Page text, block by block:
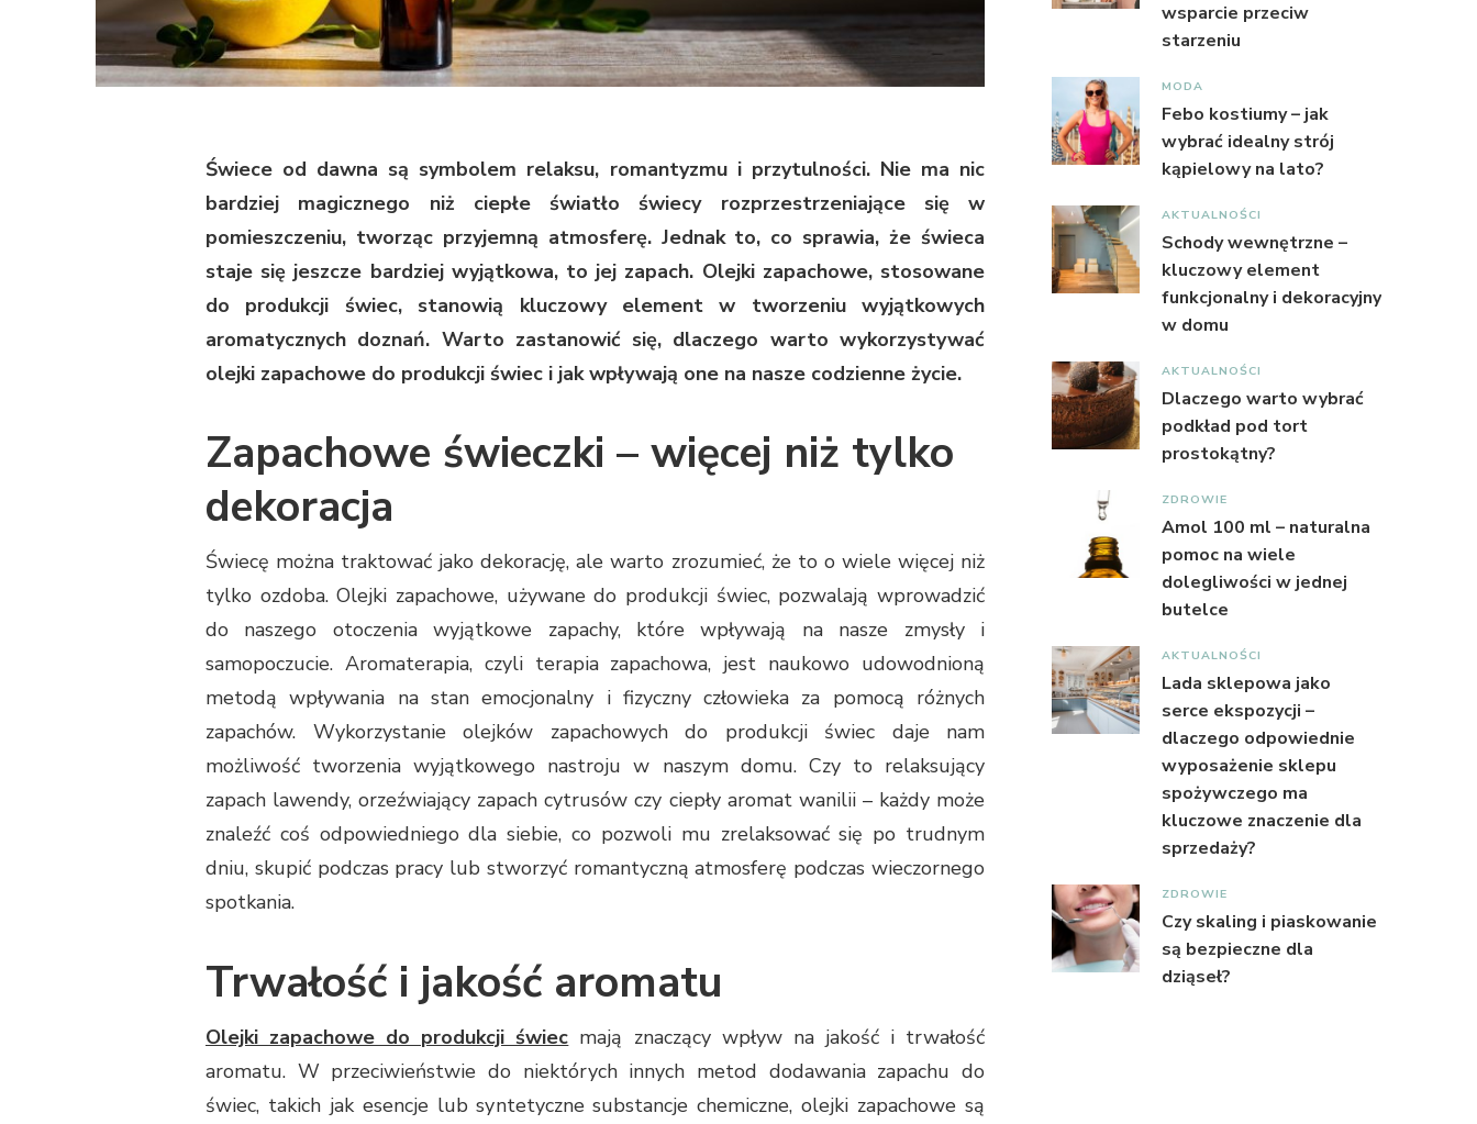
Świece od dawna są symbolem relaksu, romantyzmu i przytulności. Nie ma nic
bardziej magicznego niż ciepłe światło świecy rozprzestrzeniające się w
pomieszczeniu, tworząc przyjemną atmosferę. Jednak to, co sprawia, że świeca
staje się jeszcze bardziej wyjątkowa, to jej zapach. Olejki zapachowe, stosowane
do produkcji świec, stanowią kluczowy element w tworzeniu wyjątkowych
aromatycznych doznań. Warto zastanowić się, dlaczego warto wykorzystywać
olejki zapachowe do produkcji świec i jak wpływają one na nasze codzienne życie.
Zapachowe świeczki – więcej niż tylko
dekoracja
Świecę można traktować jako dekorację, ale warto zrozumieć, że to o wiele więcej niż
tylko ozdoba. Olejki zapachowe, używane do produkcji świec, pozwalają wprowadzić
do naszego otoczenia wyjątkowe zapachy, które wpływają na nasze zmysły i
samopoczucie. Aromaterapia, czyli terapia zapachowa, jest naukowo udowodnioną
metodą wpływania na stan emocjonalny i fizyczny człowieka za pomocą różnych
zapachów. Wykorzystanie olejków zapachowych do produkcji świec daje nam
możliwość tworzenia wyjątkowego nastroju w naszym domu. Czy to relaksujący
zapach lawendy, orzeźwiający zapach cytrusów czy ciepły aromat wanilii – każdy może
znaleźć coś odpowiedniego dla siebie, co pozwoli mu zrelaksować się po trudnym
dniu, skupić podczas pracy lub stworzyć romantyczną atmosferę podczas wieczornego
spotkania.
Trwałość i jakość aromatu
Olejki zapachowe do produkcji świec mają znaczący wpływ na jakość i trwałość
aromatu. W przeciwieństwie do niektórych innych metod dodawania zapachu do
świec, takich jak esencje lub syntetyczne substancje chemiczne, olejki zapachowe są
wsparcie przeciw
starzeniu
MODA
Febo kostiumy – jak
wybrać idealny strój
kąpielowy na lato?
AKTUALNOŚCI
Schody wewnętrzne –
kluczowy element
funkcjonalny i dekoracyjny
w domu
AKTUALNOŚCI
Dlaczego warto wybrać
podkład pod tort
prostokątny?
ZDROWIE
Amol 100 ml – naturalna
pomoc na wiele
dolegliwości w jednej
butelce
AKTUALNOŚCI
Lada sklepowa jako
serce ekspozycji –
dlaczego odpowiednie
wyposażenie sklepu
spożywczego ma
kluczowe znaczenie dla
sprzedaży?
ZDROWIE
Czy skaling i piaskowanie
są bezpieczne dla
dziąseł?